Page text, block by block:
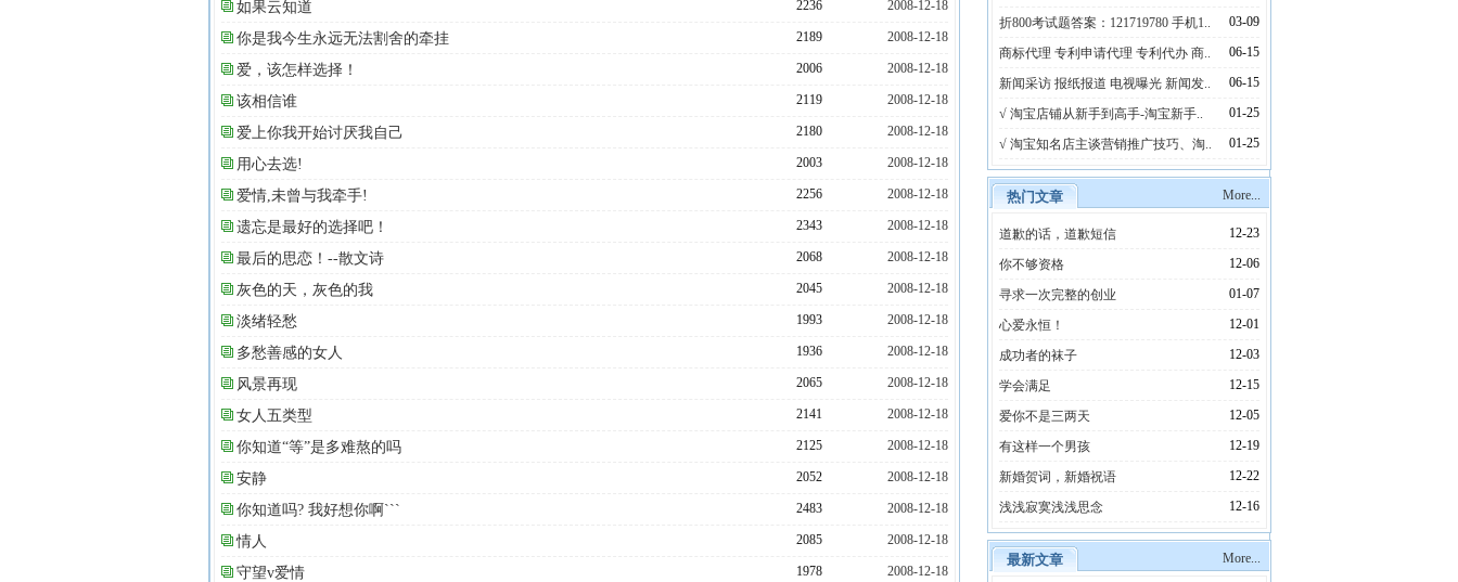
2008-12-18
2236
如果云知道
2008-12-18
2189
你是我今生永远无法割舍的牵挂
2008-12-18
2006
爱，该怎样选择！
2008-12-18
2119
该相信谁
2008-12-18
2180
爱上你我开始讨厌我自己
2008-12-18
2003
用心去选!
2008-12-18
2256
爱情,未曾与我牵手!
2008-12-18
2343
遗忘是最好的选择吧！
2008-12-18
2068
最后的思恋！--散文诗
2008-12-18
2045
灰色的天，灰色的我
2008-12-18
1993
淡绪轻愁
2008-12-18
1936
多愁善感的女人
2008-12-18
2065
风景再现
2008-12-18
2141
女人五类型
2008-12-18
2125
你知道“等”是多难熬的吗
2008-12-18
2052
安静
2008-12-18
2483
你知道吗? 我好想你啊```
2008-12-18
2085
情人
2008-12-18
1978
守望v爱情
03-09
折800考试题答案：121719780 手机1..
06-15
商标代理 专利申请代理 专利代办 商..
06-15
新闻采访 报纸报道 电视曝光 新闻发..
01-25
√ 淘宝店铺从新手到高手-淘宝新手..
01-25
√ 淘宝知名店主谈营销推广技巧、淘..
热门文章 More...
12-23
道歉的话，道歉短信
12-06
你不够资格
01-07
寻求一次完整的创业
12-01
心爱永恒！
12-03
成功者的袜子
12-15
学会满足
12-05
爱你不是三两天
12-19
有这样一个男孩
12-22
新婚贺词，新婚祝语
12-16
浅浅寂寞浅浅思念
最新文章 More...